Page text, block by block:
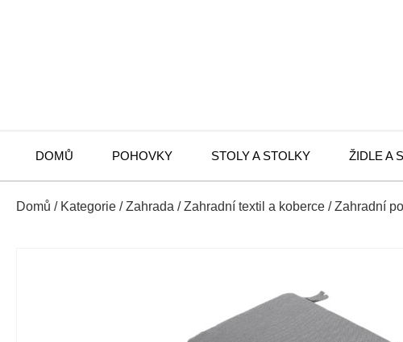
DOMŮ POHOVKY STOLY A STOLKY ŽIDLE A
Domů / Kategorie /Zahrada /Zahradní textil a koberce /Zahradní